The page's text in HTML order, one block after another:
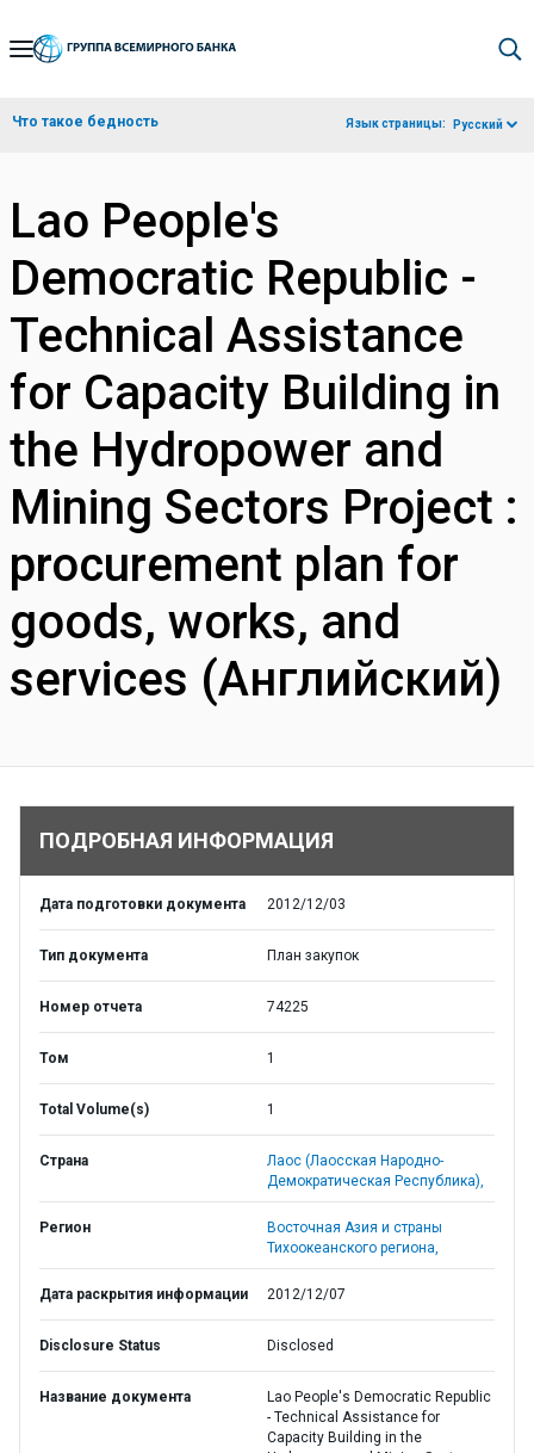
Skip
Navigation
Что такое бедность Язык страницы: Русский
Lao People's
Democratic Republic -
Technical Assistance
for Capacity Building in
the Hydropower and
Mining Sectors Project :
procurement plan for
goods, works, and
services (Английский)
ПОДРОБНАЯ ИНФОРМАЦИЯ
Дата подготовки документа 2012/12/03
Тип документа План закупок
Номер отчета 74225
Том 1
Total Volume(s) 1
Страна
Лаос (Лаосская Народно-
Демократическая Республика),
Регион
Восточная Азия и страны
Тихоокеанского региона,
Дата раскрытия информации 2012/12/07
Disclosure Status Disclosed
Название документа
Lao People's Democratic Republic
- Technical Assistance for
Capacity Building in the